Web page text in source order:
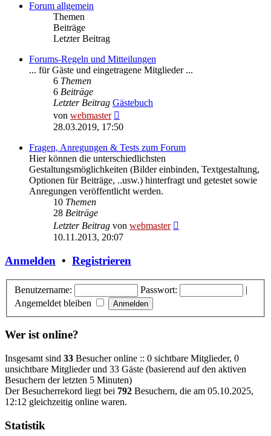
Forum allgemein
Themen
Beiträge
Letzter Beitrag
Forums-Regeln und Mitteilungen
... für Gäste und eingetragene Mitglieder ...
6 Themen
6 Beiträge
Letzter Beitrag Gästebuch
von webmaster
Beitrag
28.03.2019, 17:50
Fragen, Anregungen & Tests zum Forum
Hier können die unterschiedlichsten
Gestaltungsmöglichkeiten (Bilder einbinden, Textgestaltung,
Optionen für Beiträge, ..usw.) hinterfragt und getestet sowie
Anregungen veröffentlicht werden.
10 Themen
28 Beiträge
Letzter Beitrag von webmaster
10.11.2013, 20:07
Anmelden • Registrieren
Benutzername: Passwort:
|
Angemeldet bleiben
Wer ist online?
Insgesamt sind 33 Besucher online :: 0 sichtbare Mitglieder, 0
unsichtbare Mitglieder und 33 Gäste (basierend auf den aktiven
Besuchern der letzten 5 Minuten)
Der Besucherrekord liegt bei 792 Besuchern, die am 05.10.2025,
12:12 gleichzeitig online waren.
Statistik